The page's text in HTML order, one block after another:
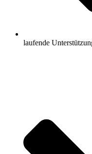
laufende